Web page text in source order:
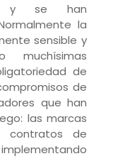
y se han
la
sensible y
de
de
que han
las marcas
contratos de